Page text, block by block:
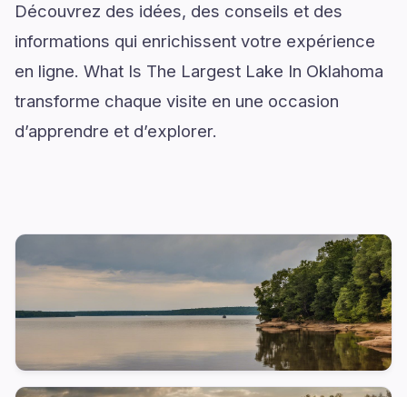
Découvrez des idées, des conseils et des
informations qui enrichissent votre expérience
en ligne. What Is The Largest Lake In Oklahoma
transforme chaque visite en une occasion
d’apprendre et d’explorer.